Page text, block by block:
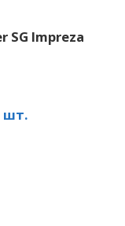
SG Impreza
шт.